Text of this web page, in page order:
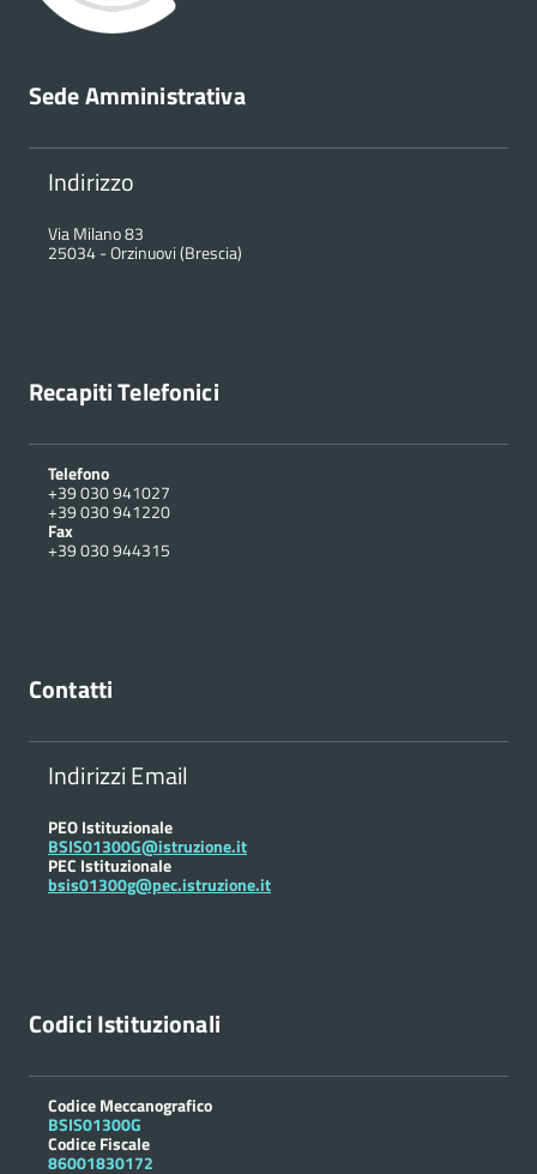
Sede Amministrativa
Indirizzo
Via Milano 83
25034-Orzinuovi (Brescia)
Recapiti Telefonici
Telefono
+39 030 941027
+39 030 941220
Fax
+39 030 944315
Contatti
Indirizzi Email
PEO Istituzionale
BSIS01300G@istruzione.it
PEC Istituzionale
bsis01300g@pec.istruzione.it
Codici Istituzionali
Codice Meccanografico
BSIS01300G
Codice Fiscale
86001830172